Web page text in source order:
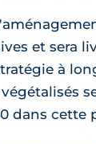
et sera
à
dans cette